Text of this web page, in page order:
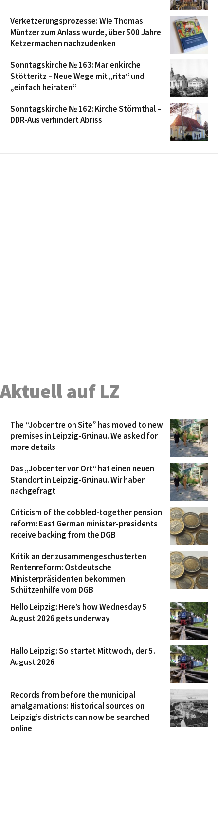
Verketzerungsprozesse: Wie Thomas
Müntzer zum Anlass wurde, über 500 Jahre
Ketzermachen nachzudenken
Sonntagskirche № 163: Marienkirche
Stötteritz – Neue Wege mit „rita“ und
„einfach heiraten“
Sonntagskirche № 162: Kirche Störmthal –
DDR-Aus verhindert Abriss
Aktuell auf LZ
The “Jobcentre on Site” has moved to new
premises in Leipzig-Grünau. We asked for
more details
Das „Jobcenter vor Ort“ hat einen neuen
Standort in Leipzig-Grünau. Wir haben
nachgefragt
Criticism of the cobbled-together pension
reform: East German minister-presidents
receive backing from the DGB
Kritik an der zusammengeschusterten
Rentenreform: Ostdeutsche
Ministerpräsidenten bekommen
Schützenhilfe vom DGB
Hello Leipzig: Here’s how Wednesday 5
August 2026 gets underway
Hallo Leipzig: So startet Mittwoch, der 5.
August 2026
Records from before the municipal
amalgamations: Historical sources on
Leipzig’s districts can now be searched
online